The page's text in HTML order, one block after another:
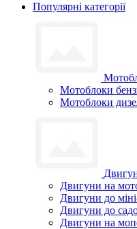
Популярні категорії
Мотоблоки
Мотоблоки
Двигуни на
Двигуни до
Двигуни до
Двигуни на